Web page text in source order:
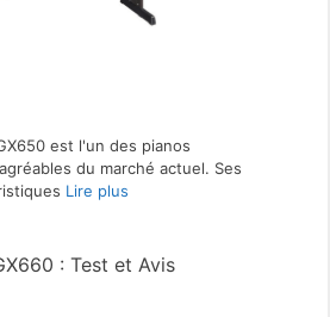
est l'un des pianos
du marché actuel. Ses
Lire plus
: Test et Avis